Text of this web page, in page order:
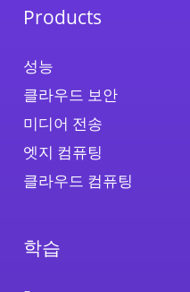
Products
성능
클라우드 보안
미디어 전송
엣지 컴퓨팅
클라우드 컴퓨팅
학습